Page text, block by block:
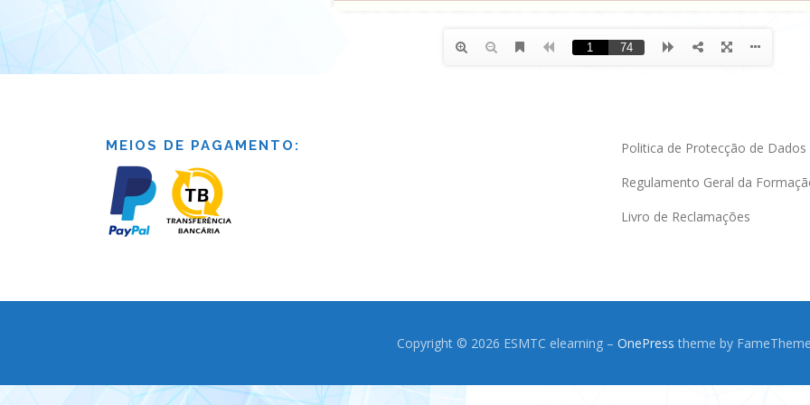
MEIOS DE PAGAMENTO:
Politica de Protecção de Dados
Regulamento Geral da
Livro de Reclamações
Copyright © 2026 ESMTC elearning – OnePress theme by